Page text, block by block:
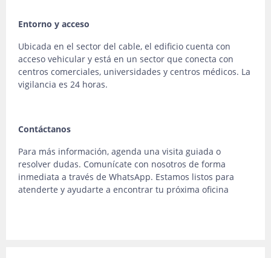
Entorno y acceso
Ubicada en el sector del cable, el edificio cuenta con
acceso vehicular y está en un sector que conecta con
centros comerciales, universidades y centros médicos. La
vigilancia es 24 horas.
Contáctanos
Para más información, agenda una visita guiada o
resolver dudas. Comunícate con nosotros de forma
inmediata a través de WhatsApp. Estamos listos para
atenderte y ayudarte a encontrar tu próxima oficina